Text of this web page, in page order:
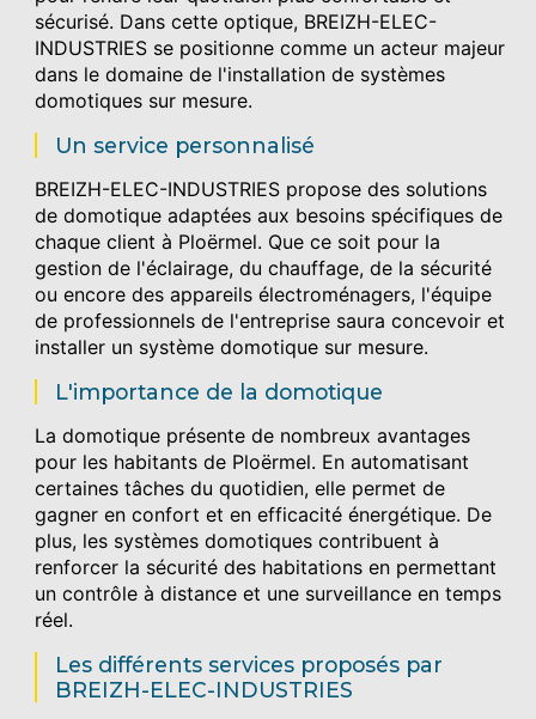
sécurisé. Dans cette optique, BREIZH-ELEC-
INDUSTRIES se positionne comme un acteur majeur
dans le domaine de l'installation de systèmes
domotiques sur mesure.
Un service personnalisé
BREIZH-ELEC-INDUSTRIES propose des solutions
de domotique adaptées aux besoins spécifiques de
chaque client à Ploërmel. Que ce soit pour la
gestion de l'éclairage, du chauffage, de la sécurité
ou encore des appareils électroménagers, l'équipe
de professionnels de l'entreprise saura concevoir et
installer un système domotique sur mesure.
L'importance de la domotique
La domotique présente de nombreux avantages
pour les habitants de Ploërmel. En automatisant
certaines tâches du quotidien, elle permet de
gagner en confort et en efficacité énergétique. De
plus, les systèmes domotiques contribuent à
renforcer la sécurité des habitations en permettant
un contrôle à distance et une surveillance en temps
réel.
Les différents services proposés par
BREIZH-ELEC-INDUSTRIES